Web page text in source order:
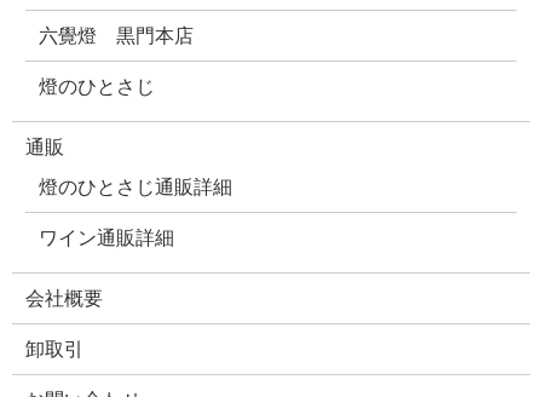
六覺燈 黒門本店
燈のひとさじ
通販
燈のひとさじ通販詳細
ワイン通販詳細
会社概要
卸取引